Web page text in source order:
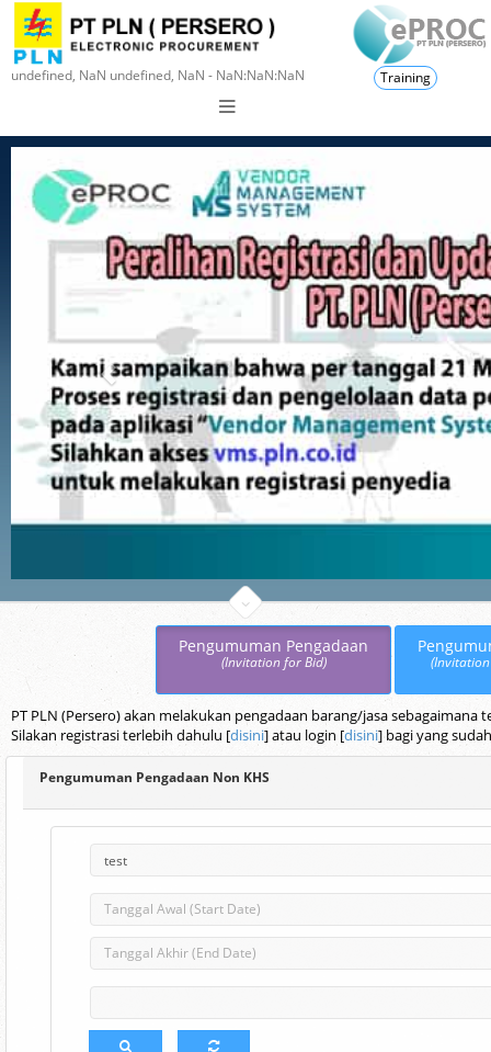
undefined, NaN undefined, NaN - NaN:NaN:NaN Training
Pengumuman Pengadaan
(Invitation for Bid)
PT PLN (Persero) akan melakukan pengadaan barang/jasa
Silakan registrasi terlebih dahulu [disini] atau login [disini] bagi yang
Pengumuman Pengadaan Non KHS